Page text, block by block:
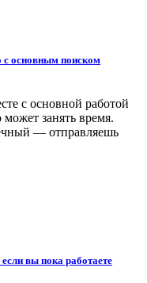
с основным поиском
с основной работой
занять время.
— отправляешь
вы пока работаете